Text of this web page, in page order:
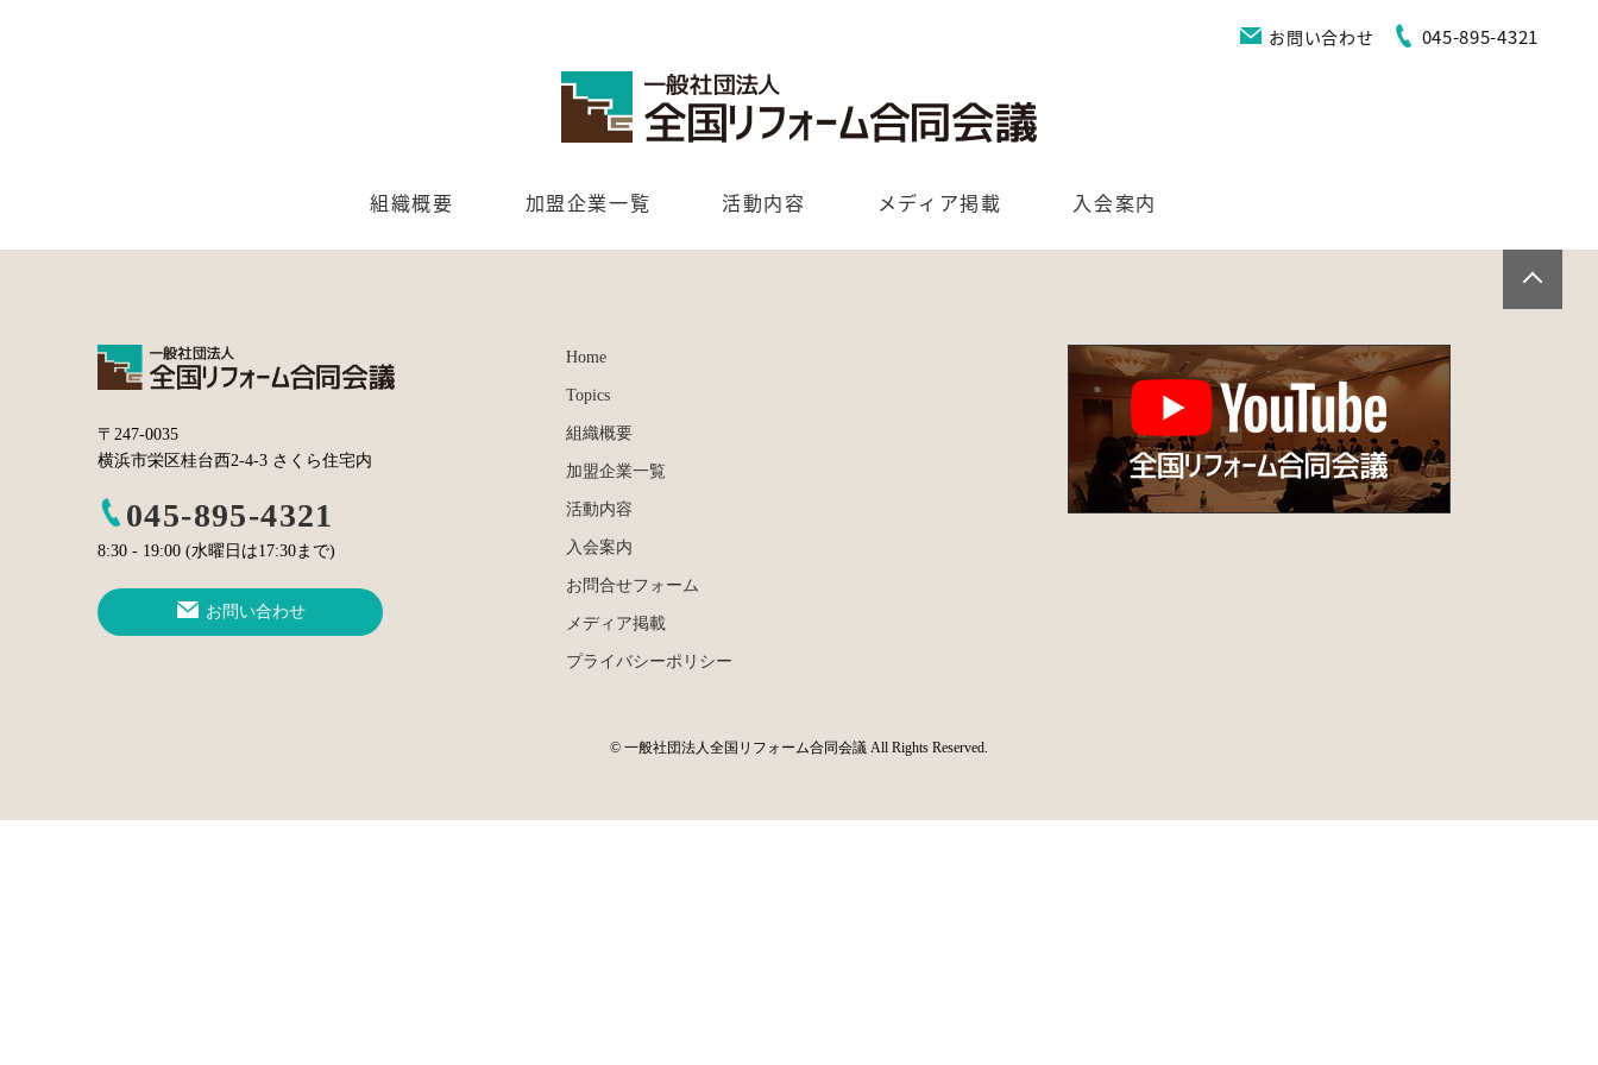
お問い合わせ 045-895-4321
組織概要 加盟企業一覧 活動内容 メディア掲載 入会案内
〒247-0035
横浜市栄区桂台西2-4-3 さくら住宅内
045-895-4321
8:30 - 19:00 (水曜日は17:30まで)
お問い合わせ
Home
Topics
組織概要
加盟企業一覧
活動内容
入会案内
お問合せフォーム
メディア掲載
プライバシーポリシー
© 一般社団法人全国リフォーム合同会議 All Rights Reserved.